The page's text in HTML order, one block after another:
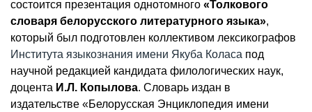
состоится презентация однотомного «Толкового
словаря белорусского литературного языка»,
который был подготовлен коллективом лексикографов
Института языкознания имени Якуба Коласа под
научной редакцией кандидата филологических наук,
доцента И.Л. Копылова. Словарь издан в
издательстве «Белорусская Энциклопедия имени